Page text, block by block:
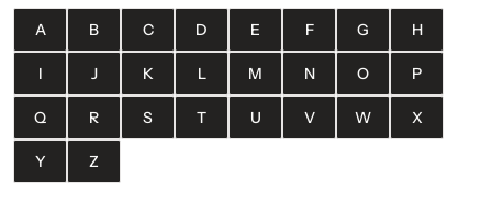
A B C D E F G H
I J K L M N O P
Q R S T U V W X
Y Z